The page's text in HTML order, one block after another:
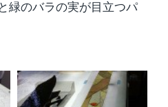
緑のバラの実が目立つパ